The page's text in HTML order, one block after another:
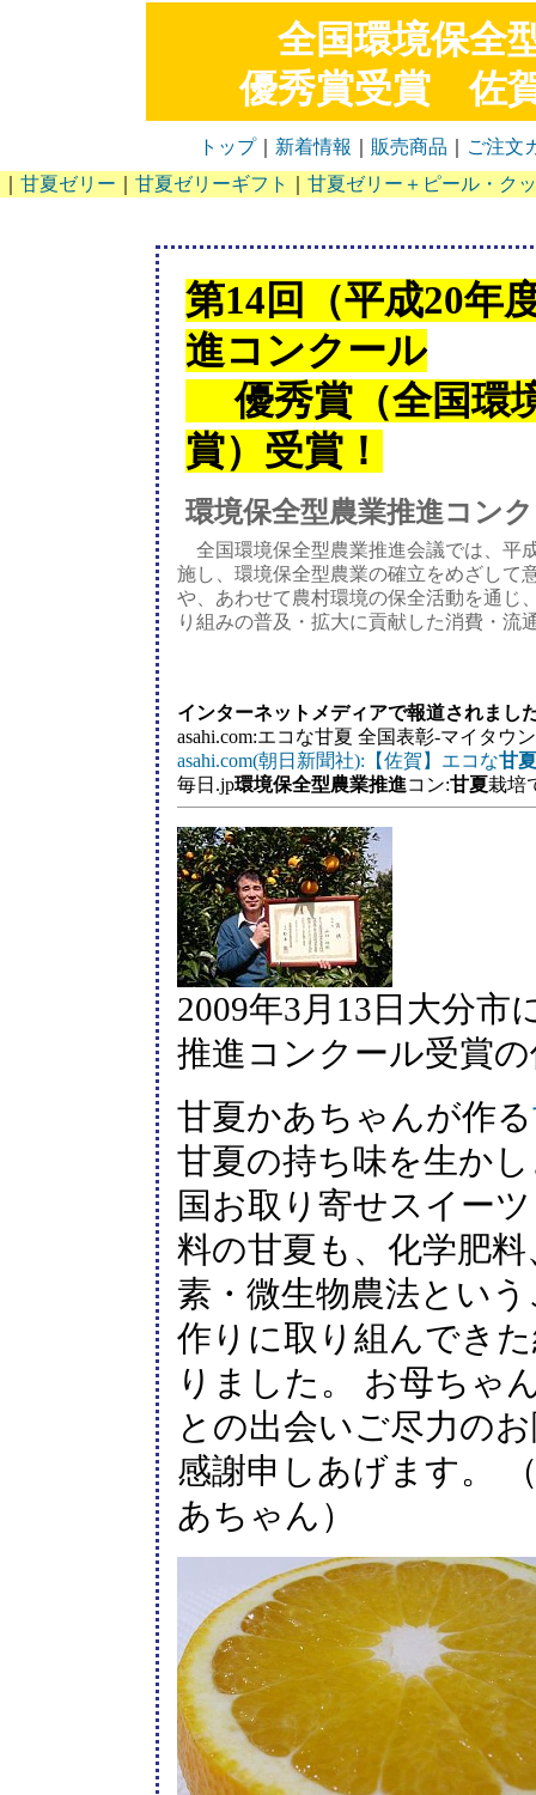
全国環境保全
優秀賞受賞 佐
トップ｜ 新着情報 販売商品
ご注文
甘夏ゼリー 甘夏ゼリーギフト 甘夏ゼリー＋ピール・ク
第14回（平成20年
進コンクール
優秀賞（全国環
賞）受賞！
環境保全型農業推進コン
全国環境保全型農業推進会議では、平
施し、環境保全型農業の確立をめざして
や、あわせて農村環境の保全活動を通じ
り組みの普及・拡大に貢献した消費・流
インターネットメディアで報道されまし
asahi.com:エコな甘夏 全国表彰-マイタウ
asahi.com(朝日新聞社):【佐賀】エコな甘夏
毎日.jp環境保全型農業推進コン:甘夏栽培
2009年3月13日大分市
推進コンクール受賞
甘夏かあちゃんが作る
甘夏の持ち味を生か
国お取り寄せスイー
料の甘夏も、化学肥
素・微生物農法とい
作りに取り組んでき
りました。 お母ちゃ
との出会いご尽力の
感謝申しあげます。
あちゃん）